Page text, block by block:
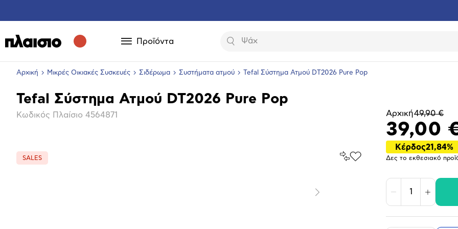
Προϊόντα Αναζήτηση
Αρχική Μικρές Οικιακές Συσκευές Σιδέρωμα Συστήματα ατμού Tefal Σύστημα Ατμού DT2026 Pure Pop
Βασικά
Tefal Σύστημα Ατμού DT2026 Pure Pop
Κωδικός Πλαίσιο 4564871
SALES
Σύγκρινέ
Προσθήκη
Αγαπημένα
Επόμενο
Αρχική49,90 €
39,00
Κέρδος21,84%
Δες το εκθεσιακό
Μείωση Αύξηση